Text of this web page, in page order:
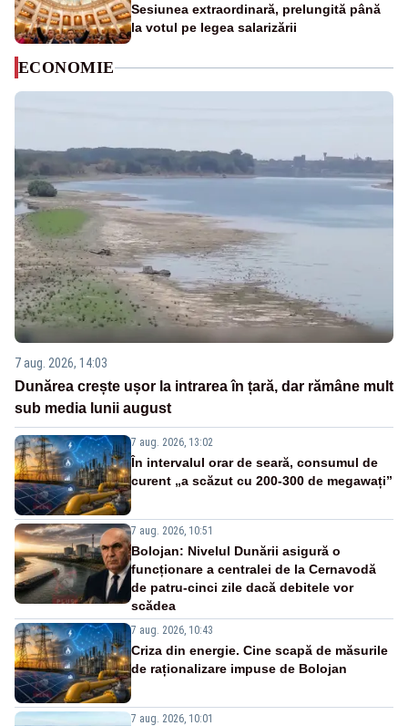
Sesiunea extraordinară, prelungită până
la votul pe legea salarizării
ECONOMIE
7 aug. 2026, 14:03
Dunărea crește ușor la intrarea în țară, dar rămâne mult
sub media lunii august
7 aug. 2026, 13:02
În intervalul orar de seară, consumul de
curent „a scăzut cu 200-300 de megawați”
7 aug. 2026, 10:51
Bolojan: Nivelul Dunării asigură o
funcționare a centralei de la Cernavodă
de patru-cinci zile dacă debitele vor
scădea
7 aug. 2026, 10:43
Criza din energie. Cine scapă de măsurile
de raționalizare impuse de Bolojan
7 aug. 2026, 10:01